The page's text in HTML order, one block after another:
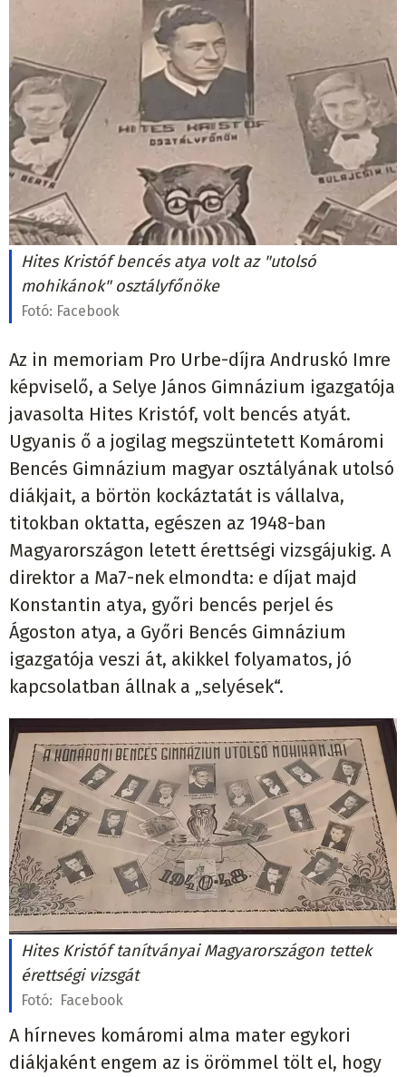
Hites Kristóf bencés atya volt az "utolsó
mohikánok" osztályfőnöke
Fotó: Facebook
Az in memoriam Pro Urbe-díjra Andruskó Imre
képviselő, a Selye János Gimnázium igazgatója
javasolta Hites Kristóf, volt bencés atyát.
Ugyanis ő a jogilag megszüntetett Komáromi
Bencés Gimnázium magyar osztályának utolsó
diákjait, a börtön kockáztatát is vállalva,
titokban oktatta, egészen az 1948-ban
Magyarországon letett érettségi vizsgájukig. A
direktor a Ma7-nek elmondta: e díjat majd
Konstantin atya, győri bencés perjel és
Ágoston atya, a Győri Bencés Gimnázium
igazgatója veszi át, akikkel folyamatos, jó
kapcsolatban állnak a „selyések“.
Hites Kristóf tanítványai Magyarországon tettek
érettségi vizsgát
Fotó: Facebook
A hírneves komáromi alma mater egykori
diákjaként engem az is örömmel tölt el, hogy